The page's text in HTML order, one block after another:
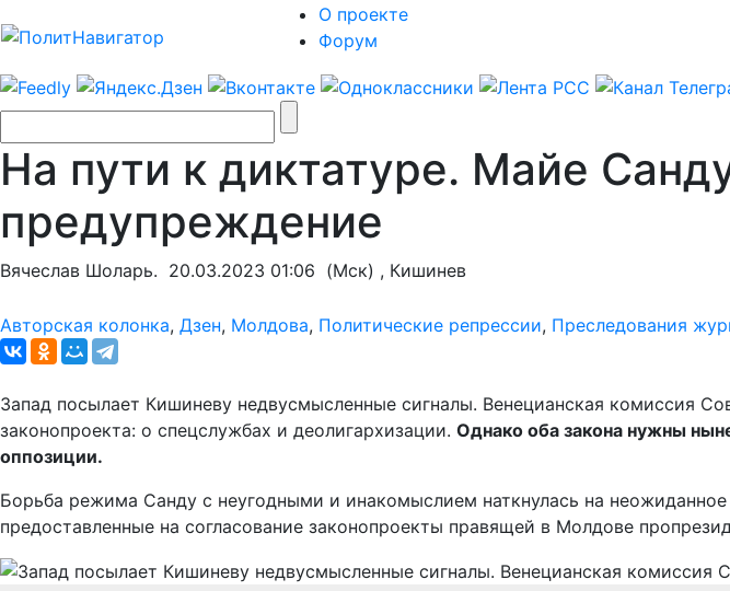
О проекте
Форум
На пути к диктатуре. Майе
предупреждение
Вячеслав Шоларь. 20.03.2023 01:06 (Мск) , Кишинев
Авторская колонка, Дзен, Молдова, Политические репрессии, Преследования
Запад посылает Кишиневу недвусмысленные сигналы. Венецианская комиссия
законопроекта: о спецслужбах и деолигархизации. Однако оба закона нужны
оппозиции.
Борьба режима Санду с неугодными и инакомыслием наткнулась на
предоставленные на согласование законопроекты правящей в Молдове